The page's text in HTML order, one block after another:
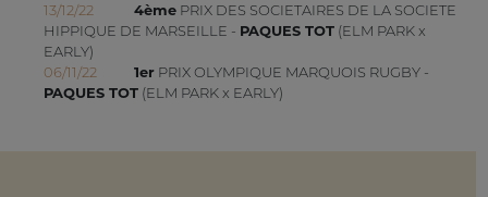
13/12/22
4èmePRIX DES SOCIETAIRES DE LA SOCIETE
HIPPIQUE DE MARSEILLE - PAQUES TOT(ELM PARK x
EARLY)
06/11/22
1erPRIX OLYMPIQUE MARQUOIS RUGBY -
PAQUES TOT(ELM PARK x EARLY)